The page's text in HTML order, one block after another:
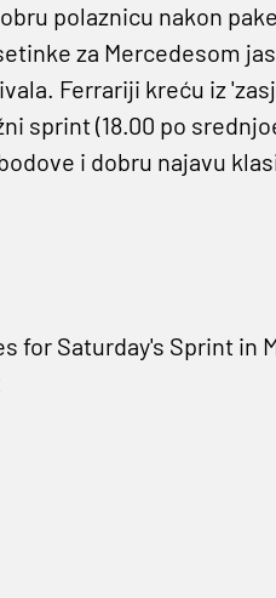
polaznicu nakon
za Mercedesom
Ferrariji kreću iz
sprint (18.00 po
i dobru najavu
for Saturday's Sprint in